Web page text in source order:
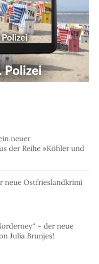
neuer
der Reihe »Köhler und
neue Ostfrieslandkrimi
– der neue
Julia Brunjes!